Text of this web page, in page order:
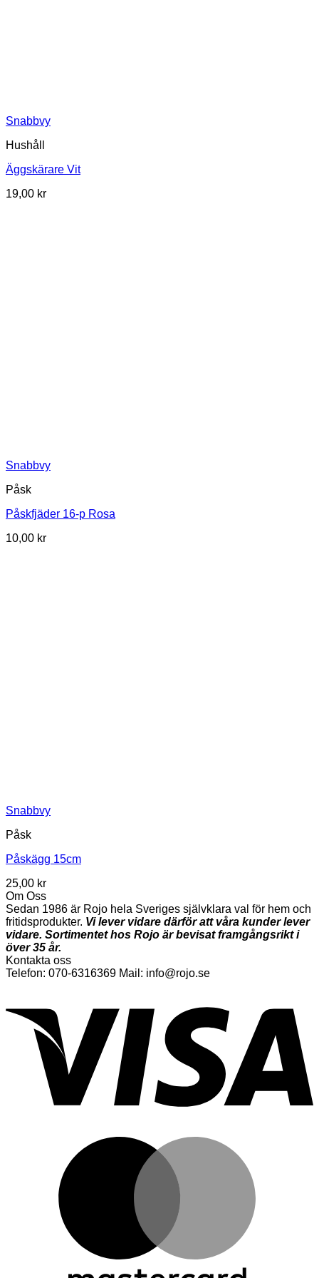
Snabbvy
Hushåll
Äggskärare Vit
19,00 kr
Snabbvy
Påsk
Påskfjäder 16-p Rosa
10,00 kr
Snabbvy
Påsk
Påskägg 15cm
25,00 kr
Om Oss
Sedan 1986 är Rojo hela Sveriges självklara val för hem och
fritidsprodukter. Vi lever vidare därför att våra kunder lever
vidare. Sortimentet hos Rojo är bevisat framgångsrikt i
över 35 år.
Kontakta oss
Telefon: 070-6316369 Mail: info@rojo.se